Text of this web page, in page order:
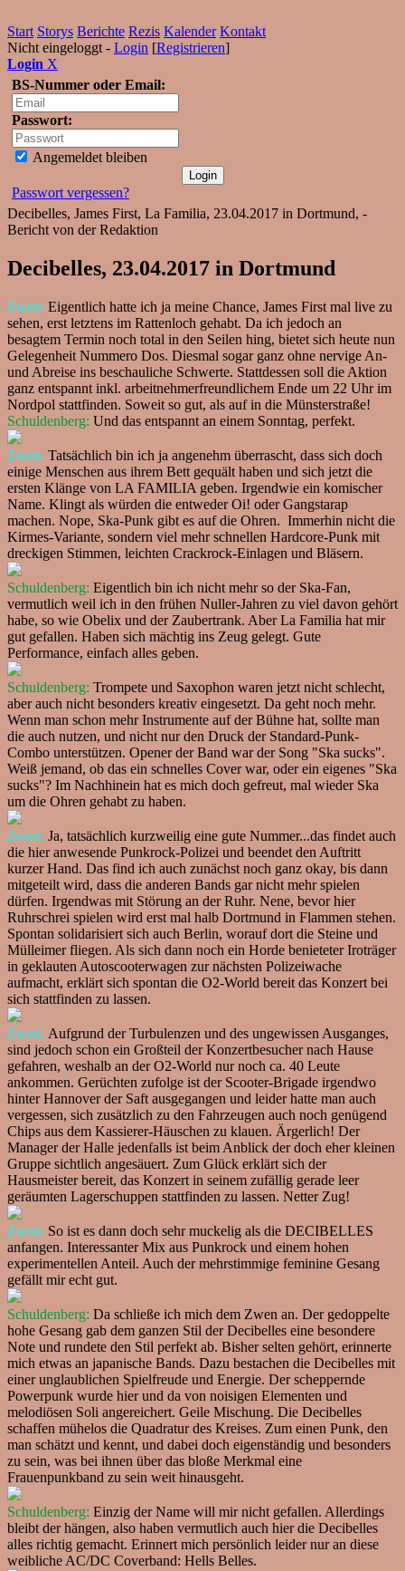
Start Storys Berichte Rezis Kalender Kontakt
Nicht eingeloggt - Login [Registrieren]
Login X
BS-Nummer oder Email:
Passwort:
Angemeldet bleiben
Passwort vergessen?
Decibelles, James First, La Familia, 23.04.2017 in Dortmund, -
Bericht von der Redaktion
Decibelles, 23.04.2017 in Dortmund
Zwen: Eigentlich hatte ich ja meine Chance, James First mal live zu
sehen, erst letztens im Rattenloch gehabt. Da ich jedoch an
besagtem Termin noch total in den Seilen hing, bietet sich heute nun
Gelegenheit Nummero Dos. Diesmal sogar ganz ohne nervige An-
und Abreise ins beschauliche Schwerte. Stattdessen soll die Aktion
ganz entspannt inkl. arbeitnehmerfreundlichem Ende um 22 Uhr im
Nordpol stattfinden. Soweit so gut, als auf in die Münsterstraße!
Schuldenberg: Und das entspannt an einem Sonntag, perfekt.
Zwen: Tatsächlich bin ich ja angenehm überrascht, dass sich doch
einige Menschen aus ihrem Bett gequält haben und sich jetzt die
ersten Klänge von LA FAMILIA geben. Irgendwie ein komischer
Name. Klingt als würden die entweder Oi! oder Gangstarap
machen. Nope, Ska-Punk gibt es auf die Ohren. Immerhin nicht die
Kirmes-Variante, sondern viel mehr schnellen Hardcore-Punk mit
dreckigen Stimmen, leichten Crackrock-Einlagen und Bläsern.
Schuldenberg: Eigentlich bin ich nicht mehr so der Ska-Fan,
vermutlich weil ich in den frühen Nuller-Jahren zu viel davon gehört
habe, so wie Obelix und der Zaubertrank. Aber La Familia hat mir
gut gefallen. Haben sich mächtig ins Zeug gelegt. Gute
Performance, einfach alles geben.
Schuldenberg: Trompete und Saxophon waren jetzt nicht schlecht,
aber auch nicht besonders kreativ eingesetzt. Da geht noch mehr.
Wenn man schon mehr Instrumente auf der Bühne hat, sollte man
die auch nutzen, und nicht nur den Druck der Standard-Punk-
Combo unterstützen. Opener der Band war der Song "Ska sucks".
Weiß jemand, ob das ein schnelles Cover war, oder ein eigenes "Ska
sucks"? Im Nachhinein hat es mich doch gefreut, mal wieder Ska
um die Ohren gehabt zu haben.
Zwen: Ja, tatsächlich kurzweilig eine gute Nummer...das findet auch
die hier anwesende Punkrock-Polizei und beendet den Auftritt
kurzer Hand. Das find ich auch zunächst noch ganz okay, bis dann
mitgeteilt wird, dass die anderen Bands gar nicht mehr spielen
dürfen. Irgendwas mit Störung an der Ruhr. Nene, bevor hier
Ruhrschrei spielen wird erst mal halb Dortmund in Flammen stehen.
Spontan solidarisiert sich auch Berlin, worauf dort die Steine und
Mülleimer fliegen. Als sich dann noch ein Horde benieteter Iroträger
in geklauten Autoscooterwagen zur nächsten Polizeiwache
aufmacht, erklärt sich spontan die O2-World bereit das Konzert bei
sich stattfinden zu lassen.
Zwen: Aufgrund der Turbulenzen und des ungewissen Ausganges,
sind jedoch schon ein Großteil der Konzertbesucher nach Hause
gefahren, weshalb an der O2-World nur noch ca. 40 Leute
ankommen. Gerüchten zufolge ist der Scooter-Brigade irgendwo
hinter Hannover der Saft ausgegangen und leider hatte man auch
vergessen, sich zusätzlich zu den Fahrzeugen auch noch genügend
Chips aus dem Kassierer-Häuschen zu klauen. Ärgerlich! Der
Manager der Halle jedenfalls ist beim Anblick der doch eher kleinen
Gruppe sichtlich angesäuert. Zum Glück erklärt sich der
Hausmeister bereit, das Konzert in seinem zufällig gerade leer
geräumten Lagerschuppen stattfinden zu lassen. Netter Zug!
Zwen: So ist es dann doch sehr muckelig als die DECIBELLES
anfangen. Interessanter Mix aus Punkrock und einem hohen
experimentellen Anteil. Auch der mehrstimmige feminine Gesang
gefällt mir echt gut.
Schuldenberg: Da schließe ich mich dem Zwen an. Der gedoppelte
hohe Gesang gab dem ganzen Stil der Decibelles eine besondere
Note und rundete den Stil perfekt ab. Bisher selten gehört, erinnerte
mich etwas an japanische Bands. Dazu bestachen die Decibelles mit
einer unglaublichen Spielfreude und Energie. Der scheppernde
Powerpunk wurde hier und da von noisigen Elementen und
melodiösen Soli angereichert. Geile Mischung. Die Decibelles
schaffen mühelos die Quadratur des Kreises. Zum einen Punk, den
man schätzt und kennt, und dabei doch eigenständig und besonders
zu sein, was bei ihnen über das bloße Merkmal eine
Frauenpunkband zu sein weit hinausgeht.
Schuldenberg: Einzig der Name will mir nicht gefallen. Allerdings
bleibt der hängen, also haben vermutlich auch hier die Decibelles
alles richtig gemacht. Erinnert mich persönlich leider nur an diese
weibliche AC/DC Coverband: Hells Belles.